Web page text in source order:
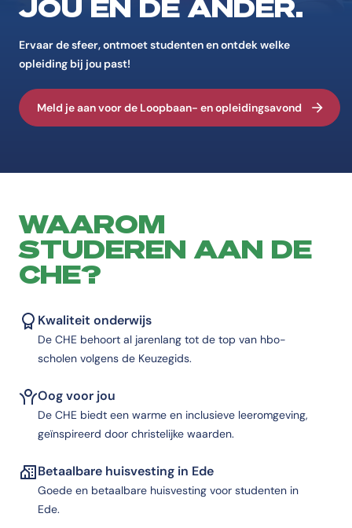
JOU ÉN DE ANDER.
Ervaar de sfeer, ontmoet studenten en ontdek welke
opleiding bij jou past!
Meld je aan voor de Loopbaan- en opleidingsavond
WAAROM
STUDEREN AAN DE
CHE?
Kwaliteit onderwijs
De CHE behoort al jarenlang tot de top van hbo-
scholen volgens de Keuzegids.
Oog voor jou
De CHE biedt een warme en inclusieve leeromgeving,
geïnspireerd door christelijke waarden.
Betaalbare huisvesting in Ede
Goede en betaalbare huisvesting voor studenten in
Ede.